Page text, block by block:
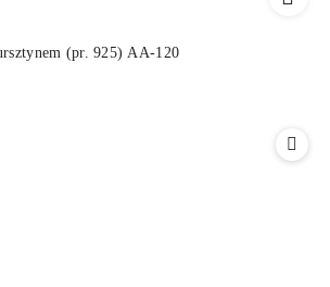
(pr. 925) AA-120